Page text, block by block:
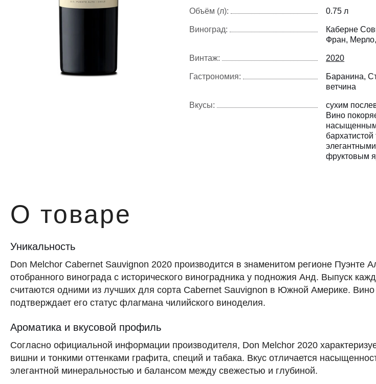
Объём (л): 0.75 л
Виноград:
Каберне
Фран,
Винтаж: 2020
Гастрономия: Баранина
ветчина
Вкусы:
сухим
Вино
бархатистой
фруктовым
О товаре
Уникальность
Don Melchor Cabernet Sauvignon 2020 производится в знаменитом регионе
отобранного винограда с исторического виноградника у подножия Анд. Выпуск
считаются одними из лучших для сорта Cabernet Sauvignon в Южной Америке.
подтверждает его статус флагмана чилийского виноделия.
Ароматика и вкусовой профиль
Согласно официальной информации производителя, Don Melchor 2020
вишни и тонкими оттенками графита, специй и табака. Вкус отличается
элегантной минеральностью и балансом между свежестью и глубиной.